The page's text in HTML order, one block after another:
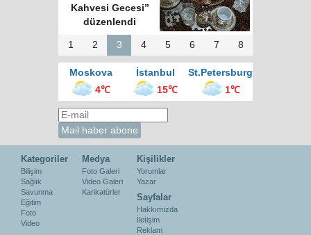
Kahvesi Gecesi”
düzenlendi
1 2 3 4 5 6 7 8
Moskova İstanbul
St.Petersburg
4℃
15℃ 1℃
Kategoriler
Bilişim
Sağlık
Savunma
Eğitim
Foto
Video
Medya
Foto Galeri
Video Galeri
Karikatürler
Kişilikler
Yorumlar
Yazar
Sayfalar
Hakkımızda
İletişim
Reklam